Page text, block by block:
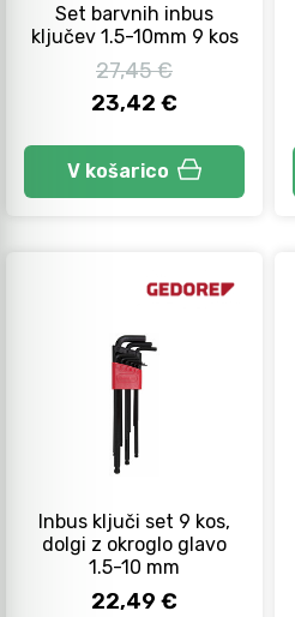
Set barvnih inbus
ključev 1.5-10mm 9 kos
27,45 €
23,42 €
V košarico
Inbus ključi set 9 kos,
dolgi z okroglo glavo
1.5-10 mm
22,49 €